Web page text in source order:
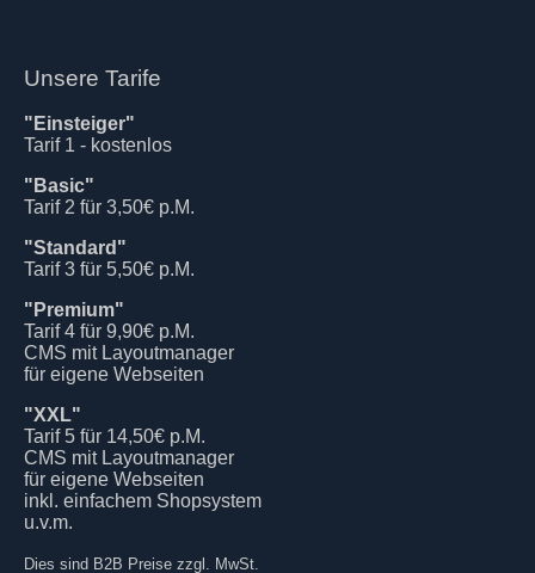
Unsere Tarife
"Einsteiger"
Tarif 1 - kostenlos
"Basic"
Tarif 2 für 3,50€ p.M.
"Standard"
Tarif 3 für 5,50€ p.M.
"Premium"
Tarif 4 für 9,90€ p.M.
CMS mit Layoutmanager
für eigene Webseiten
"XXL"
Tarif 5 für 14,50€ p.M.
CMS mit Layoutmanager
für eigene Webseiten
inkl. einfachem Shopsystem
u.v.m.
Dies sind B2B Preise zzgl. MwSt.